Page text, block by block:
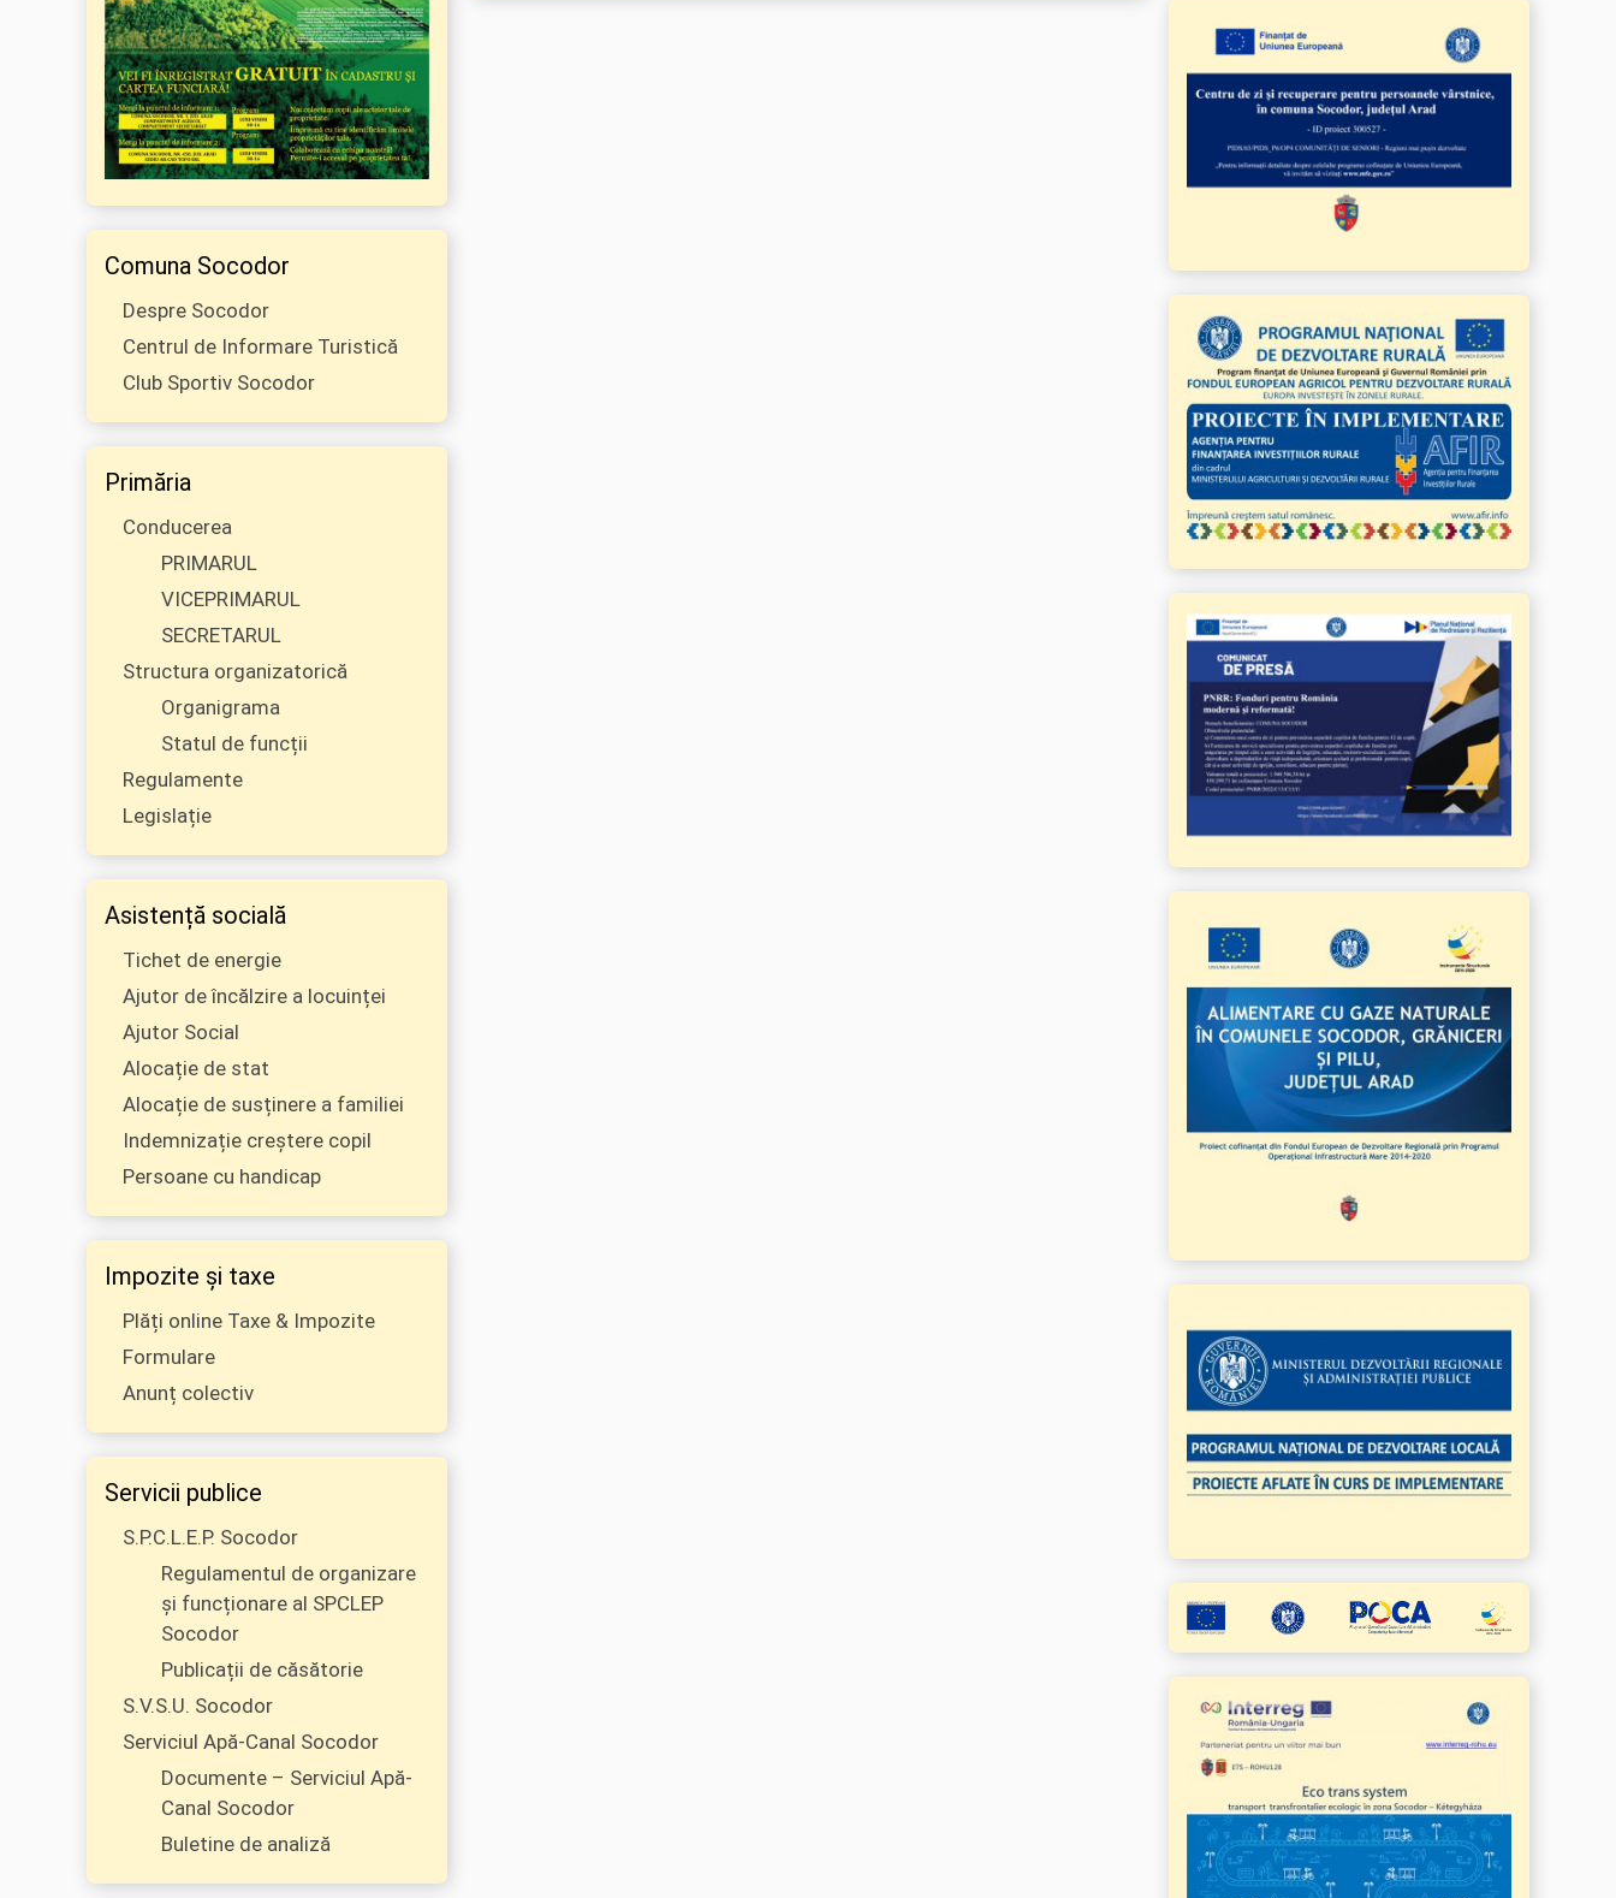
Comuna Socodor
Despre Socodor
Centrul de Informare Turistică
Club Sportiv Socodor
Primăria
Conducerea
PRIMARUL
VICEPRIMARUL
SECRETARUL
Structura organizatorică
Organigrama
Statul de funcții
Regulamente
Legislație
Asistență socială
Tichet de energie
Ajutor de încălzire a locuinței
Ajutor Social
Alocație de stat
Alocație de susținere a familiei
Indemnizație creștere copil
Persoane cu handicap
Impozite și taxe
Plăți online Taxe & Impozite
Formulare
Anunț colectiv
Servicii publice
S.P.C.L.E.P. Socodor
Regulamentul de organizare
și funcționare al SPCLEP
Socodor
Publicații de căsătorie
S.V.S.U. Socodor
Serviciul Apă-Canal Socodor
Documente – Serviciul Apă-
Canal Socodor
Buletine de analiză